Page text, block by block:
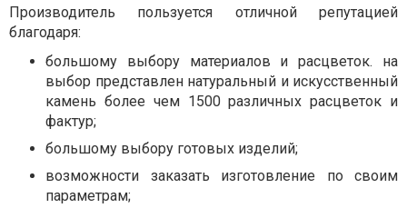
Производитель пользуется отличной репутацией
благодаря:
большому выбору материалов и расцветок. на
выбор представлен натуральный и искусственный
камень более чем 1500 различных расцветок и
фактур;
большому выбору готовых изделий;
возможности заказать изготовление по своим
параметрам;